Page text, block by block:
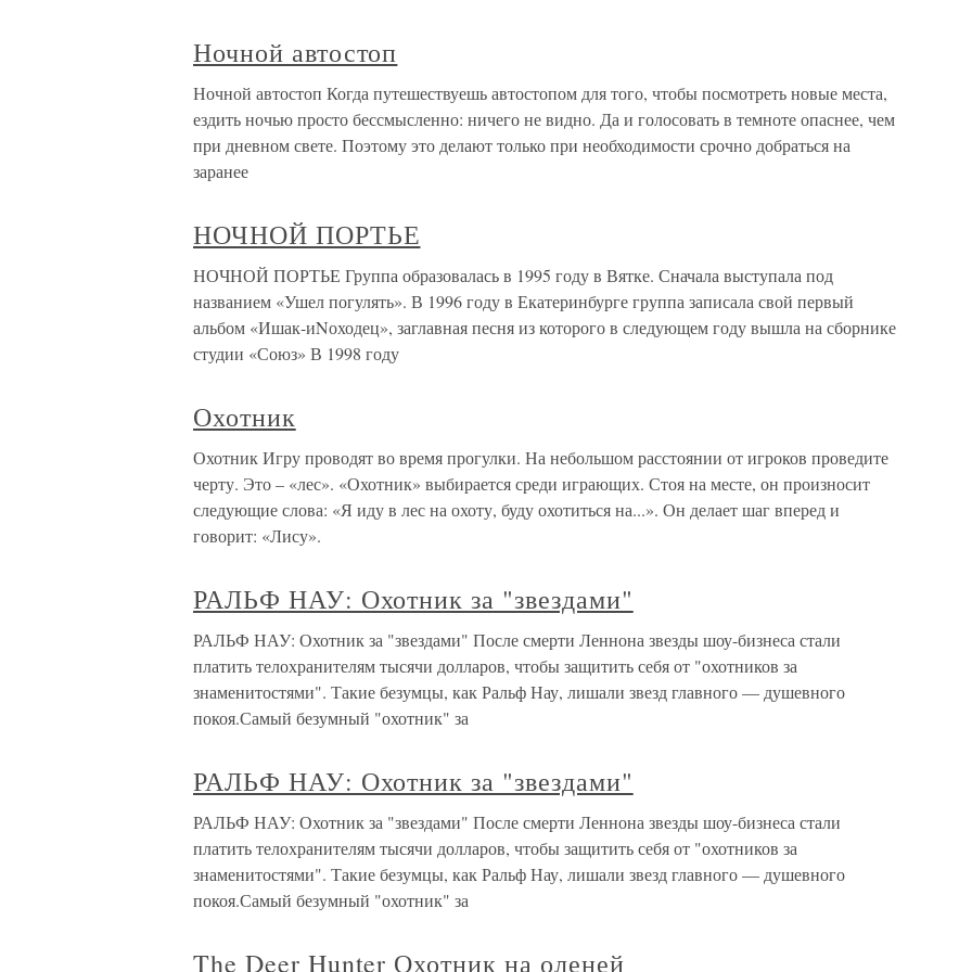
Ночной автостоп
Ночной автостоп Когда путешествуешь автостопом для того, чтобы посмотреть новые места,
ездить ночью просто бессмысленно: ничего не видно. Да и голосовать в темноте опаснее, чем
при дневном свете. Поэтому это делают только при необходимости срочно добраться на
заранее
НОЧНОЙ ПОРТЬЕ
НОЧНОЙ ПОРТЬЕ Группа образовалась в 1995 году в Вятке. Сначала выступала под
названием «Ушел погулять». В 1996 году в Екатеринбурге группа записала свой первый
альбом «Ишак-иNоходец», заглавная песня из которого в следующем году вышла на сборнике
студии «Союз» В 1998 году
Охотник
Охотник Игру проводят во время прогулки. На небольшом расстоянии от игроков проведите
черту. Это – «лес». «Охотник» выбирается среди играющих. Стоя на месте, он произносит
следующие слова: «Я иду в лес на охоту, буду охотиться на...». Он делает шаг вперед и
говорит: «Лису».
РАЛЬФ НАУ: Охотник за "звездами"
РАЛЬФ НАУ: Охотник за "звездами" После смерти Леннона звезды шоу-бизнеса стали
платить телохранителям тысячи долларов, чтобы защитить себя от "охотников за
знаменитостями". Такие безумцы, как Ральф Нау, лишали звезд главного — душевного
покоя.Самый безумный "охотник" за
РАЛЬФ НАУ: Охотник за "звездами"
РАЛЬФ НАУ: Охотник за "звездами" После смерти Леннона звезды шоу-бизнеса стали
платить телохранителям тысячи долларов, чтобы защитить себя от "охотников за
знаменитостями". Такие безумцы, как Ральф Нау, лишали звезд главного — душевного
покоя.Самый безумный "охотник" за
The Deer Hunter Охотник на оленей